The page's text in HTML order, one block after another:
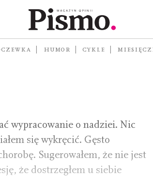
HUMOR CYKLE
wypracowanie o nadziei. Nic
się wykręcić. Gęsto
Sugerowałem, że nie jest
że dostrzegłem u siebie